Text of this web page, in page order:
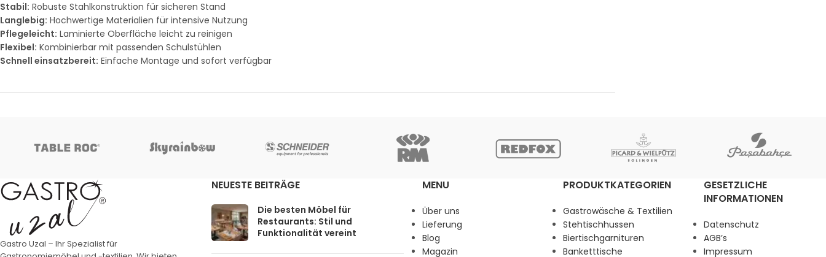
Stabil: Robuste Stahlkonstruktion für sicheren Stand
Langlebig: Hochwertige Materialien für intensive Nutzung
Pflegeleicht: Laminierte Oberfläche leicht zu reinigen
Flexibel: Kombinierbar mit passenden Schulstühlen
Schnell einsatzbereit: Einfache Montage und sofort verfügbar
Gastro Uzal – Ihr Spezialist für
NEUESTE BEITRÄGE
Die besten Möbel für
Restaurants: Stil und
Funktionalität vereint
MENU
Über uns
Lieferung
Blog
Magazin
PRODUKTKATEGORIEN
Gastrowäsche & Textilien
Stehtischhussen
Biertischgarnituren
Banketttische
GESETZLICHE
INFORMATIONEN
Datenschutz
AGB’s
Impressum